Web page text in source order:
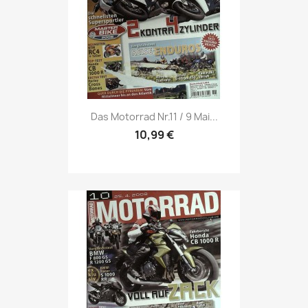
Vorschau
Das Motorrad Nr.11 / 9 Mai...
10,99 €